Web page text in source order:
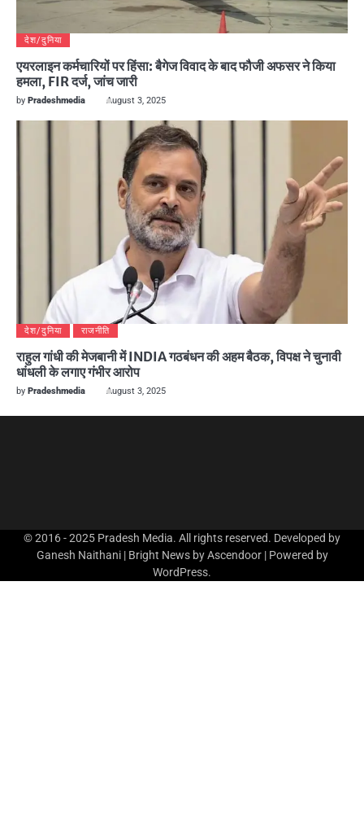
देश/दुनिया
एयरलाइन कर्मचारियों पर हिंसा: बैगेज विवाद के बाद फौजी अफसर ने किया
हमला, FIR दर्ज, जांच जारी
by Pradeshmedia August 3, 2025
देश/दुनिया राजनीति
राहुल गांधी की मेजबानी में INDIA गठबंधन की अहम बैठक, विपक्ष ने चुनावी
धांधली के लगाए गंभीर आरोप
by Pradeshmedia August 3, 2025
© 2016 - 2025 Pradesh Media. All rights reserved. Developed by
Ganesh Naithani | Bright News byAscendoor| Powered by
WordPress.